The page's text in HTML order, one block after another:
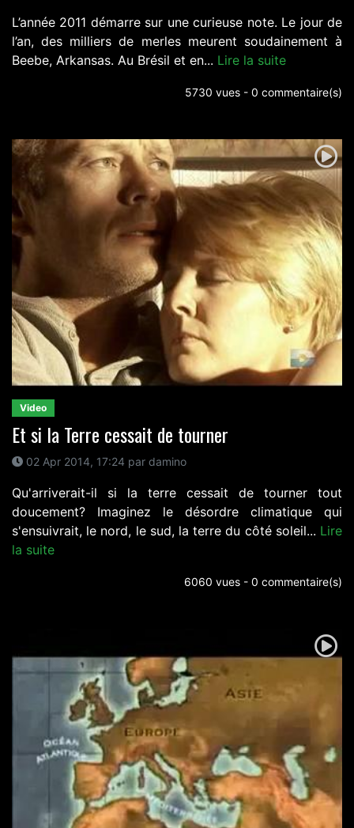
L’année 2011 démarre sur une curieuse note. Le jour de
l’an, des milliers de merles meurent soudainement à
Beebe, Arkansas. Au Brésil et en... Lire la suite
5730 vues - 0 commentaire(s)
Video
Et si la Terre cessait de tourner
02 Apr 2014, 17:24 par damino
Qu'arriverait-il si la terre cessait de tourner tout
doucement? Imaginez le désordre climatique qui
s'ensuivrait, le nord, le sud, la terre du côté soleil... Lire
la suite
6060 vues - 0 commentaire(s)